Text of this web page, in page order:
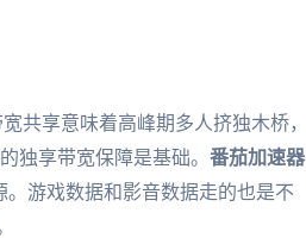
共享意味着高峰期多人挤独木桥，
独享带宽保障是基础。 番茄加速器
游戏数据和影音数据走的也是不